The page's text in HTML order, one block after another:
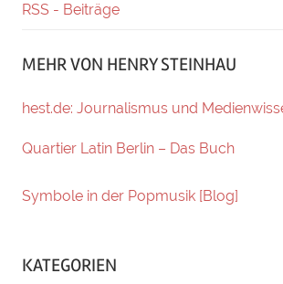
RSS - Beiträge
MEHR VON HENRY STEINHAU
hest.de: Journalismus und
Quartier Latin Berlin – Das Buch
Symbole in der Popmusik [Blog]
KATEGORIEN